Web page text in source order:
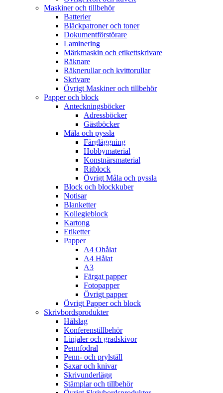
Maskiner och tillbehör
Batterier
Bläckpatroner och toner
Dokumentförstörare
Laminering
Märkmaskin och etikettskrivare
Räknare
Räknerullar och kvittorullar
Skrivare
Övrigt Maskiner och tillbehör
Papper och block
Anteckningsböcker
Adressböcker
Gästböcker
Måla och pyssla
Färgläggning
Hobbymaterial
Konstnärsmaterial
Ritblock
Övrigt Måla och pyssla
Block och blockkuber
Notisar
Blanketter
Kollegieblock
Kartong
Etiketter
Papper
A4 Ohålat
A4 Hålat
A3
Färgat papper
Fotopapper
Övrigt papper
Övrigt Papper och block
Skrivbordsprodukter
Hålslag
Konferenstillbehör
Linjaler och gradskivor
Pennfodral
Penn- och prylställ
Saxar och knivar
Skrivunderlägg
Stämplar och tillbehör